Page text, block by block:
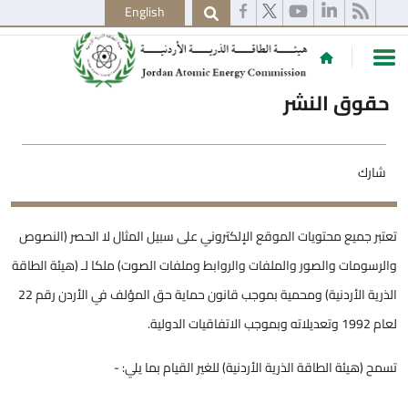
English
حقوق النشر
شارك
تعتبر جميع محتويات الموقع الإلكتروني على سبيل المثال لا الحصر (النصوص
والرسومات والصور والملفات والروابط وملفات الصوت) ملكا لـ (هيئة الطاقة
الذرية الأردنية) ومحمية بموجب قانون حماية حق المؤلف في الأردن رقم 22
لعام 1992 وتعديلاته وبموجب الاتفاقيات الدولية.
تسمح (هيئة الطاقة الذرية الأردنية) للغير القيام بما يلي: -